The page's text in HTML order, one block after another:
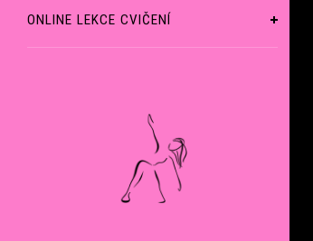
ONLINE LEKCE CVIČENÍ